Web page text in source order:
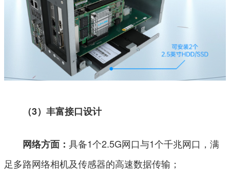
（3）丰富接口设计
网络方面：具备1个2.5G网口与1个千兆网口，满
足多路网络相机及传感器的高速数据传输；